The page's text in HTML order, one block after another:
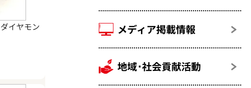
イヤモン
メディア掲載情報
地域･社会貢献活動